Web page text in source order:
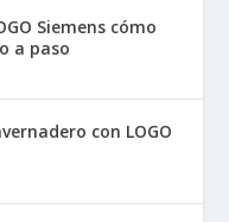
Siemens cómo
a paso
con LOGO